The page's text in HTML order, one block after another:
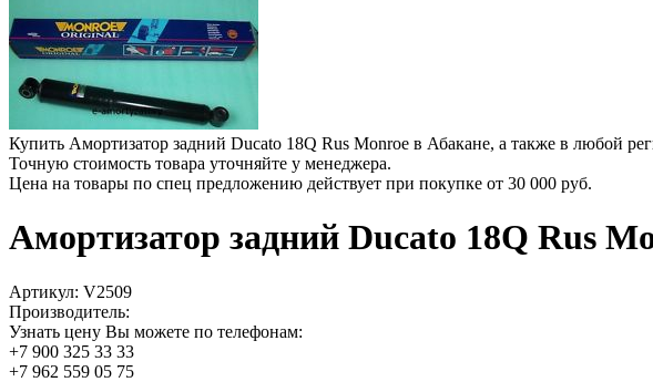
Купить Амортизатор задний Ducato 18Q Rus Monroe в Абакане, а также в любой
Точную стоимость товара уточняйте у менеджера.
Цена на товары по спец предложению действует при покупке от 30 000 руб.
Амортизатор задний Ducato 18Q Rus
Артикул: V2509
Производитель:
Узнать цену Вы можете по телефонам:
+7 900 325 33 33
+7 962 559 05 75